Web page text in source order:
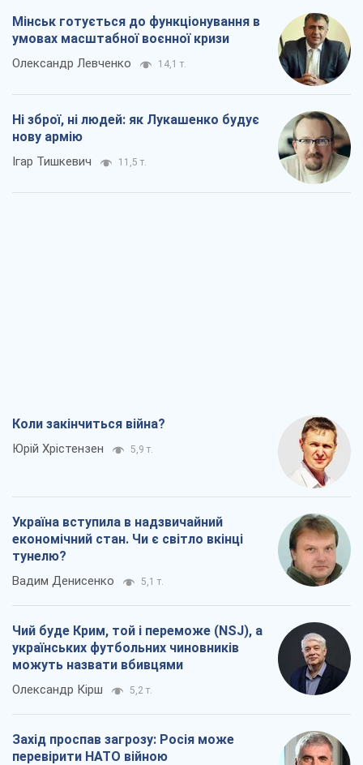
Мінськ готується до функціонування в
умовах масштабної воєнної кризи
Олександр Левченко 14,1 т.
Ні зброї, ні людей: як Лукашенко будує
нову армію
Ігар Тишкевич 11,5 т.
Коли закінчиться війна?
Юрій Хрістензен 5,9 т.
Україна вступила в надзвичайний
економічний стан. Чи є світло вкінці
тунелю?
Вадим Денисенко 5,1 т.
Чий буде Крим, той і переможе (NSJ), а
українських футбольних чиновників
можуть назвати вбивцями
Олександр Кірш 5,2 т.
Захід проспав загрозу: Росія може
перевірити НАТО війною